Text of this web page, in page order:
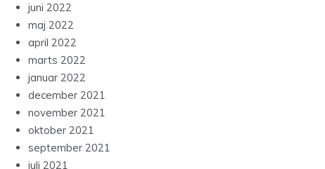
juni 2022
maj 2022
april 2022
marts 2022
januar 2022
december 2021
november 2021
oktober 2021
september 2021
juli 2021